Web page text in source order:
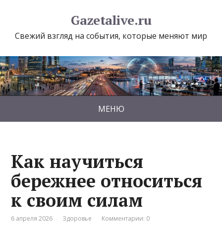
Gazetalive.ru
Свежий взгляд на события, которые меняют мир
МЕНЮ
Как научиться
бережнее относиться
к своим силам
6 апреля 2026 Здоровье Комментарии: 0